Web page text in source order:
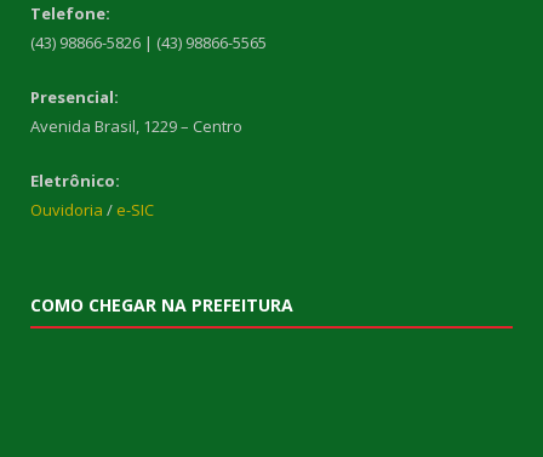
Telefone:
(43) 98866-5826 | (43) 98866-5565
Presencial:
Avenida Brasil, 1229 – Centro
Eletrônico:
Ouvidoria / e-SIC
COMO CHEGAR NA PREFEITURA